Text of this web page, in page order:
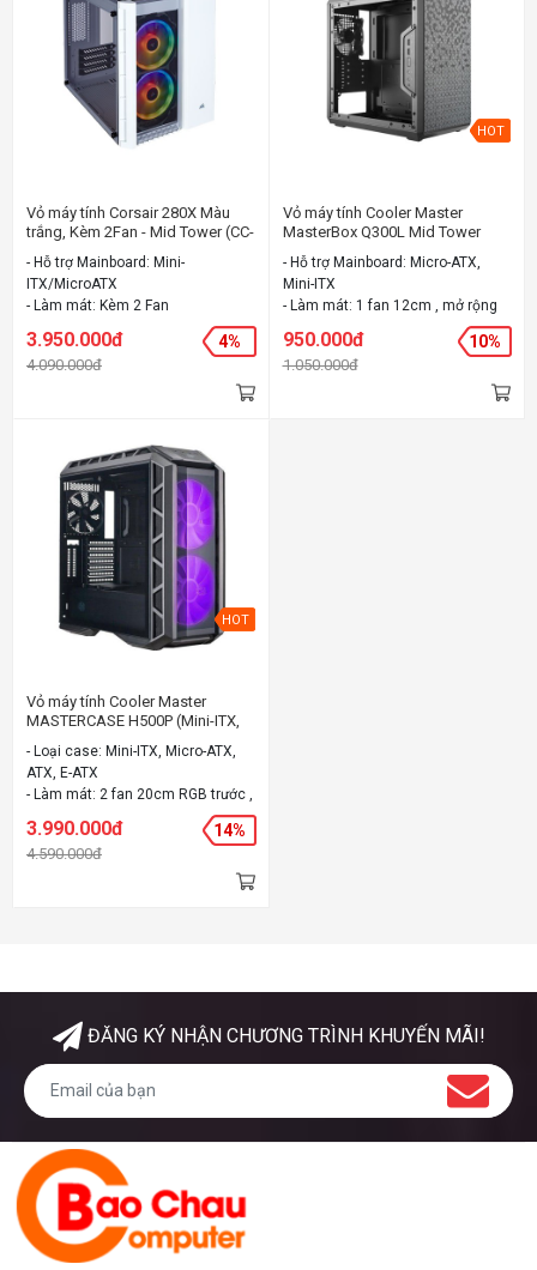
Vỏ máy tính Corsair 280X Màu
trắng, Kèm 2Fan - Mid Tower (CC-
9011135-WW)
- Hỗ trợ Mainboard: Mini-
ITX/MicroATX
- Làm mát: Kèm 2 Fan
- Chất liệu: Steel, Tempered Glass
- Màu sắc: Màu trắng
3.950.000đ
4.090.000đ
4%
HOT
Vỏ máy tính Cooler Master
MasterBox Q300L Mid Tower
kèm 1Fan
- Hỗ trợ Mainboard: Micro-ATX,
Mini-ITX
- Làm mát: 1 fan 12cm , mở rộng
- Chất liệu: " Steel, Plastic
"
950.000đ
1.050.000đ
10%
HOT
Vỏ máy tính Cooler Master
MASTERCASE H500P (Mini-ITX,
- Loại case: Mini-ITX, Micro-ATX,
ATX, E-ATX
- Làm mát: 2 fan 20cm RGB trước ,
1 fan 14cm black sau , hỗ trợ tối
đa 6 -7 fan 12cm
- Chất liệu: " Outlook: Plastic, Steel
3.990.000đ
4.590.000đ
14%
ĐĂNG KÝ NHẬN CHƯƠNG TRÌNH KHUYẾN MÃI!